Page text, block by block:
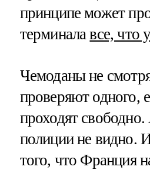
принципе может
терминалавсе, что
Чемоданы не
проверяют одного,
проходят
полиции не видно.
того, что Франция